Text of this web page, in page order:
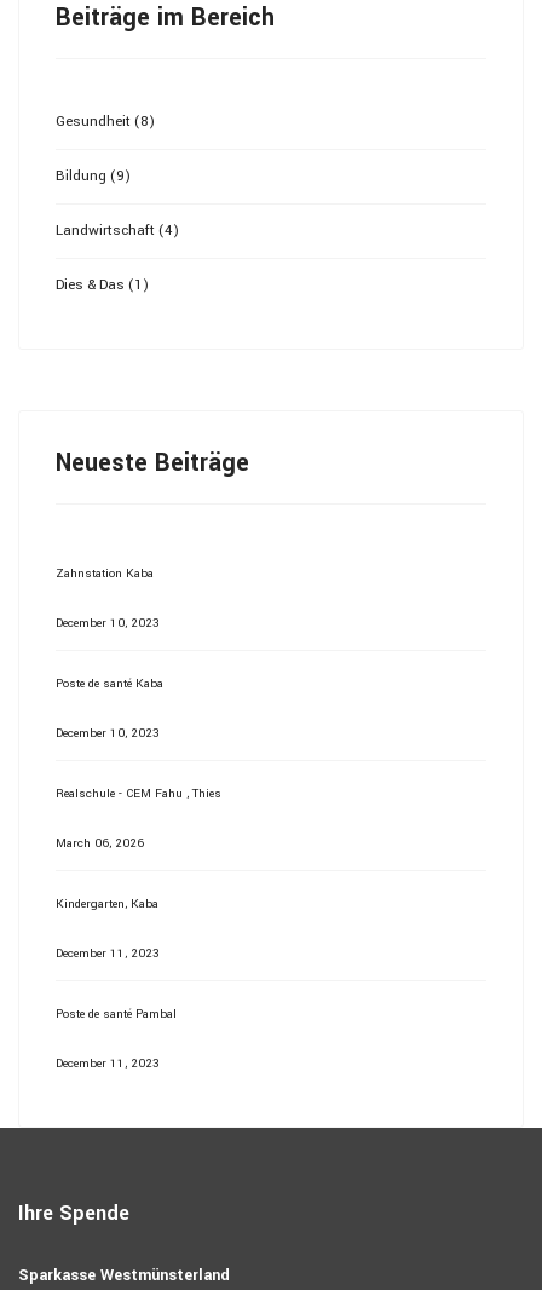
Beiträge im Bereich
Gesundheit (8)
Bildung (9)
Landwirtschaft (4)
Dies & Das (1)
Neueste Beiträge
Zahnstation Kaba
December 10, 2023
Poste de santé Kaba
December 10, 2023
Realschule - CEM Fahu , Thies
March 06, 2026
Kindergarten, Kaba
December 11, 2023
Poste de santé Pambal
December 11, 2023
Ihre Spende
Sparkasse Westmünsterland